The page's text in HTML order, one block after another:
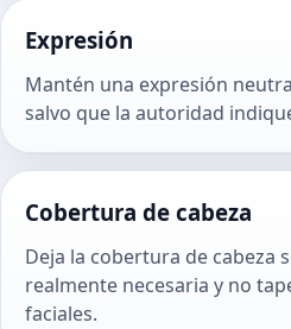
Expresión
Mantén una expresión
salvo que la autoridad
Cobertura de cabeza
Deja la cobertura de cabeza
realmente necesaria y no
faciales.